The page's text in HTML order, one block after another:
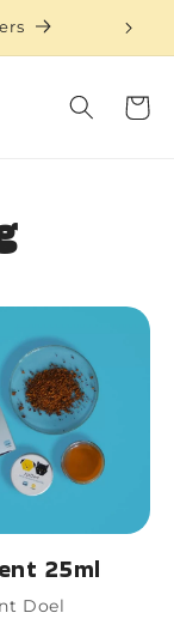
25ml
Doel